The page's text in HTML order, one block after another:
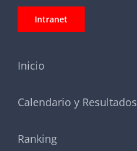
Intranet
Inicio
Calendario y Resultados
Ranking